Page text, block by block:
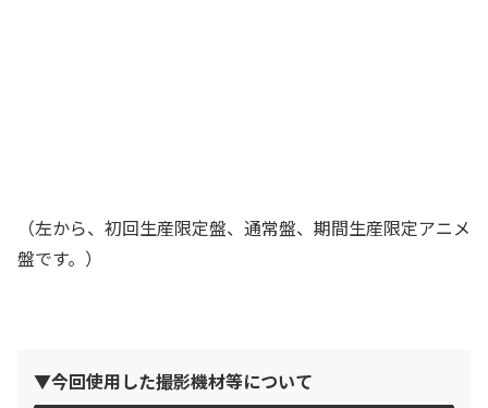
（左から、初回生産限定盤、通常盤、期間生産限定アニメ
盤です。）
▼今回使用した撮影機材等について